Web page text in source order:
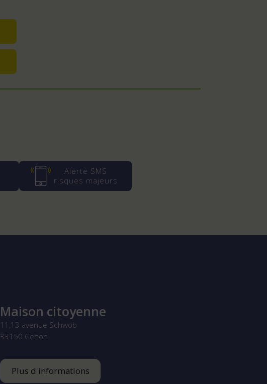
Alerte SMS
risques majeurs
Maison citoyenne
11,13 avenue Schwob
33150 Cenon
Plus d'informations